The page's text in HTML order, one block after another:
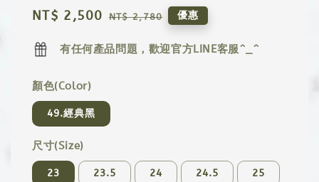
Sale
NT$ 2,500 Regular
NT$ 2,780 優惠
有任何產品問題，歡迎官方LINE客服^_^
顏色(Color)
49.經典黑
尺寸(Size)
23 23.5 24 24.5 25